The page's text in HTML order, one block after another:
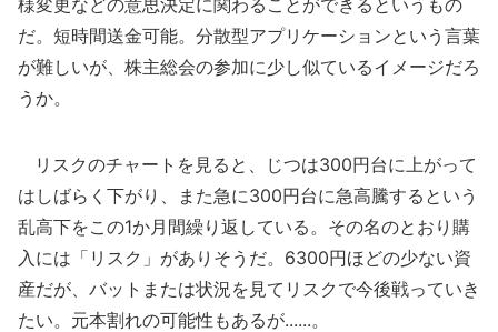
様変更などの意思決定に関わることができるというもの
だ。短時間送金可能。分散型アプリケーションという言葉
が難しいが、株主総会の参加に少し似ているイメージだろ
うか。
リスクのチャートを見ると、じつは300円台に上がって
はしばらく下がり、また急に300円台に急高騰するという
乱高下をこの1か月間繰り返している。その名のとおり購
入には「リスク」がありそうだ。6300円ほどの少ない資
産だが、バットまたは状況を見てリスクで今後戦っていき
たい。元本割れの可能性もあるが......。